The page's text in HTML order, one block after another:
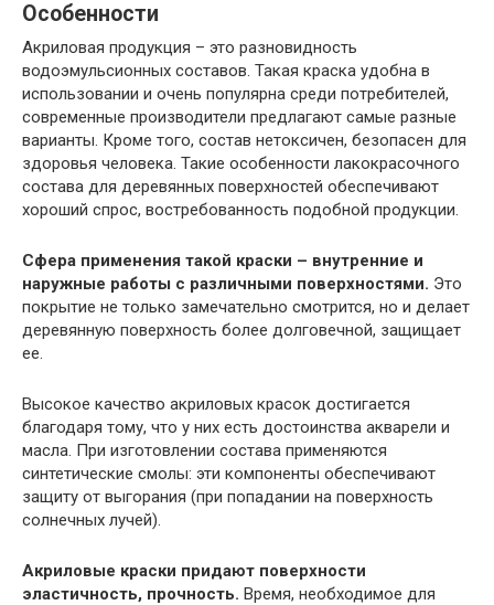
Особенности
Акриловая продукция – это разновидность
водоэмульсионных составов. Такая краска удобна в
использовании и очень популярна среди потребителей,
современные производители предлагают самые разные
варианты. Кроме того, состав нетоксичен, безопасен для
здоровья человека. Такие особенности лакокрасочного
состава для деревянных поверхностей обеспечивают
хороший спрос, востребованность подобной продукции.
Сфера применения такой краски – внутренние и
наружные работы с различными поверхностями. Это
покрытие не только замечательно смотрится, но и делает
деревянную поверхность более долговечной, защищает
ее.
Высокое качество акриловых красок достигается
благодаря тому, что у них есть достоинства акварели и
масла. При изготовлении состава применяются
синтетические смолы: эти компоненты обеспечивают
защиту от выгорания (при попадании на поверхность
солнечных лучей).
Акриловые краски придают поверхности
эластичность, прочность. Время, необходимое для